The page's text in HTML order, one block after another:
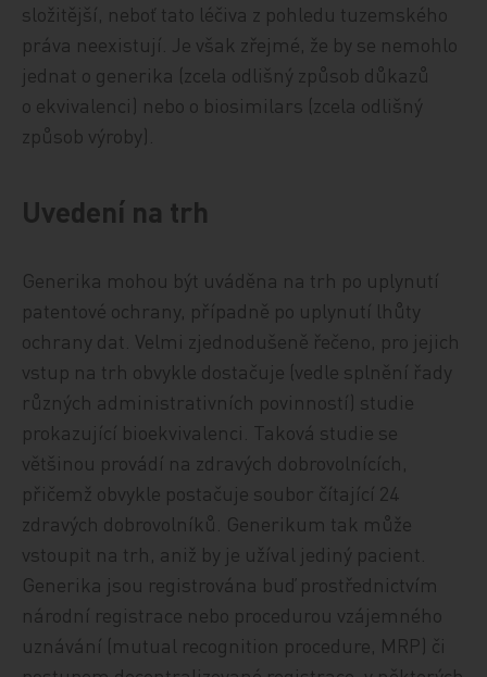
složitější, neboť tato léčiva z pohledu tuzemského
práva neexistují. Je však zřejmé, že by se nemohlo
jednat o generika (zcela odlišný způsob důkazů
o ekvivalenci) nebo o biosimilars (zcela odlišný
způsob výroby).
Uvedení na trh
Generika mohou být uváděna na trh po uplynutí
patentové ochrany, případně po uplynutí lhůty
ochrany dat. Velmi zjednodušeně řečeno, pro jejich
vstup na trh obvykle dostačuje (vedle splnění řady
různých administrativních povinností) studie
prokazující bioekvivalenci. Taková studie se
většinou provádí na zdravých dobrovolnících,
přičemž obvykle postačuje soubor čítající 24
zdravých dobrovolníků. Generikum tak může
vstoupit na trh, aniž by je užíval jediný pacient.
Generika jsou registrována buď prostřednictvím
národní registrace nebo procedurou vzájemného
uznávání (mutual recognition procedure, MRP) či